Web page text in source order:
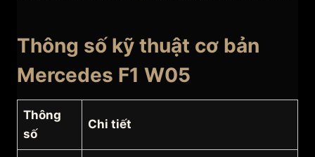
Thông số kỹ thuật cơ bản
Mercedes F1 W05
Thông
số
Chi tiết